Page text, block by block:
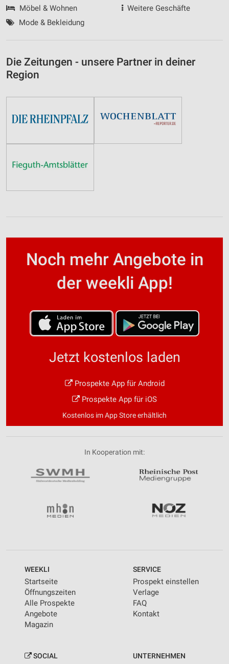
Möbel & Wohnen
Mode & Bekleidung
Weitere Geschäfte
Die Zeitungen - unsere Partner in deiner
Region
Noch mehr Angebote in
der weekli App!
Jetzt kostenlos laden
Prospekte App für Android
Prospekte App für iOS
Kostenlos im App Store erhältlich
In Kooperation mit:
WEEKLI
Startseite
Öffnungszeiten
Alle Prospekte
Angebote
Magazin
SERVICE
Prospekt einstellen
Verlage
FAQ
Kontakt
SOCIAL UNTERNEHMEN